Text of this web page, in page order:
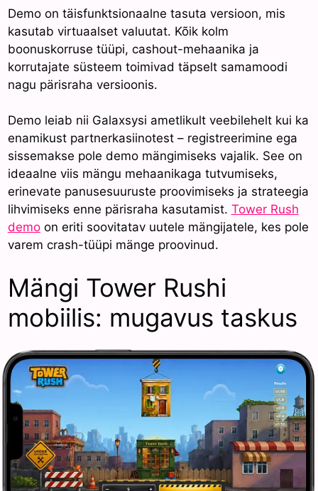
Demo on täisfunktsionaalne tasuta versioon, mis
kasutab virtuaalset valuutat. Kõik kolm
boonuskorruse tüüpi, cashout-mehaanika ja
korrutajate süsteem toimivad täpselt samamoodi
nagu pärisraha versioonis.
Demo leiab nii Galaxsysi ametlikult veebilehelt kui ka
enamikust partnerkasiinotest – registreerimine ega
sissemakse pole demo mängimiseks vajalik. See on
ideaalne viis mängu mehaanikaga tutvumiseks,
erinevate panusesuuruste proovimiseks ja strateegia
lihvimiseks enne pärisraha kasutamist. Tower Rush
demoon eriti soovitatav uutele mängijatele, kes pole
varem crash-tüüpi mänge proovinud.
Mängi Tower Rushi
mobiilis: mugavus taskus